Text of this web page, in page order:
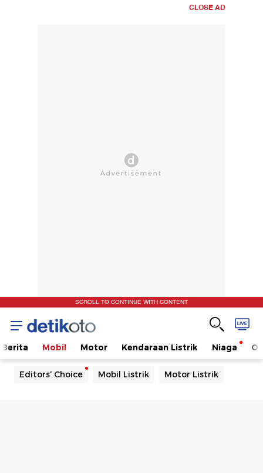
CLOSE AD
SCROLL TO CONTINUE WITH CONTENT
Berita Mobil Motor Kendaraan Listrik Niaga
Editors' Choice Mobil Listrik Motor Listrik